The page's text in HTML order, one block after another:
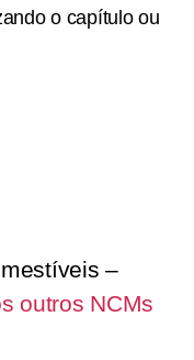
o capítulo ou
–
outros NCMs